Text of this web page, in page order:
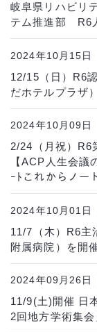
岐阜県リハビリ
テム推進部 R6
2024年10月15日
12/15（日）R6
だホテルプラザ
2024年10月09日
2/24（月祝）R6
【ACP人生会議
ｰﾄこれからノー
2024年10月01日
11/7（木）R6主
附属病院）を開
2024年09月26日
11/9(土)開催 日
2回地方学術集